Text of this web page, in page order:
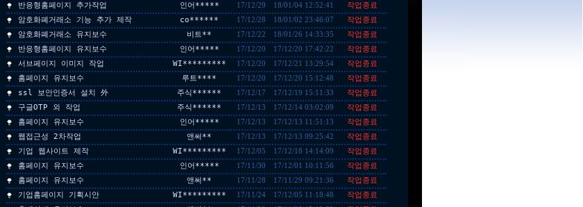
반응형홈페이지 추가작업
인어***** 17/12/29 18/01/04 12:52:41
작업종료
암호화폐거래소 기능 추가 제작
co****** 17/12/28 18/01/02 23:46:07
작업종료
암호화폐거래소 유지보수
비트** 17/12/22 18/01/26 14:33:35
작업종료
반응형홈페이지 유지보수
인어***** 17/12/20 17/12/20 17:42:22
작업종료
서브페이지 이미지 작업
WI********* 17/12/20 17/12/21 13:29:54
작업종료
홈페이지 유지보수
루트**** 17/12/20 17/12/20 15:12:48
작업종료
ssl 보안인증서 설치 外
주식****** 17/12/17 17/12/19 15:11:33
작업종료
구글OTP 외 작업
주식****** 17/12/13 17/12/14 03:02:09
작업종료
홈페이지 유지보수
인어***** 17/12/13 17/12/13 11:51:13
작업종료
웹접근성 2차작업
앤써** 17/12/13 17/12/13 09:25:42
작업종료
기업 웹사이트 제작
WI********* 17/12/05 17/12/18 14:14:09
작업종료
홈페이지 유지보수
인어***** 17/11/30 17/12/01 10:11:56
작업종료
홈페이지 유지보수
앤써** 17/11/28 17/11/29 09:21:36
작업종료
기업홈페이지 기획시안
WI********* 17/11/24 17/12/05 11:18:48
작업종료